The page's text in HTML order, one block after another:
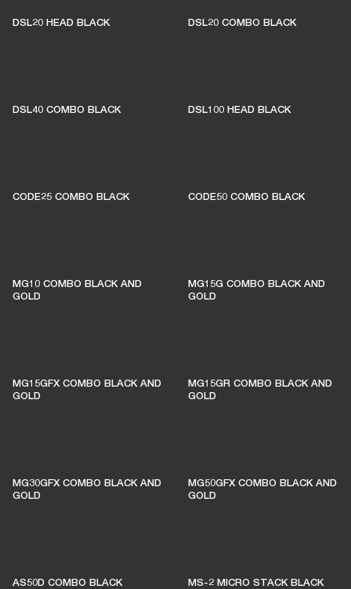
DSL20 HEAD BLACK DSL20 COMBO BLACK
DSL40 COMBO BLACK DSL100 HEAD BLACK
CODE25 COMBO BLACK CODE50 COMBO BLACK
MG10 COMBO BLACK AND
GOLD
MG15G COMBO BLACK AND
GOLD
MG15GFX COMBO BLACK AND
GOLD
MG15GR COMBO BLACK AND
GOLD
MG30GFX COMBO BLACK AND
GOLD
MG50GFX COMBO BLACK AND
GOLD
AS50D COMBO BLACK MS-2 MICRO STACK BLACK